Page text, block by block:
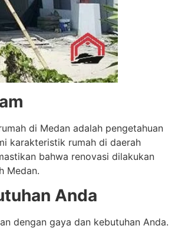
di Medan adalah pengetahuan
karakteristik rumah di daerah
bahwa renovasi dilakukan
Medan.
Anda
dengan gaya dan kebutuhan Anda.